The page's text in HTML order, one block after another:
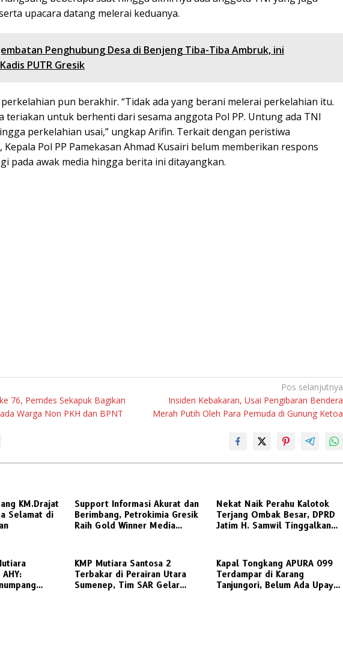
upacara datang melerai keduanya.
Penghubung Desa di Benjeng Tiba-Tiba Ambruk, ini
PUTR Gresik
pun berakhir. “Tidak ada yang berani melerai perkelahian itu.
teriakan untuk berhenti dari sesama anggota Pol PP. Untung ada TNI
perkelahian usai,” ungkap Arifin. Terkait dengan peristiwa
Pol PP Pamekasan Ahmad Kusairi belum memberikan respons
pada awak media hingga berita ini ditayangkan.
76, Pemdes Sekapuk Bagikan
Warga Non PKH dan BPNT
Pos selanjutnya
Insiden Kebakaran, Usai Pengibaran Bendera
Merah Putih Oleh Para Pemuda di Gunung Ketoa
KM.Drajat
Selamat di
Support Informasi Akurat dan
Berimbang, Petrokimia Gresik
Raih Gold Winner Media
Nekat Naik Perahu Kalotok
Terjang Ombak Besar, DPRD
Jatim H. Samwil Tinggalkan
KMP Mutiara Santosa 2
Terbakar di Perairan Utara
Sumenep, Tim SAR Gelar
Kapal Tongkang APURA 099
Terdampar di Karang
Tanjungori, Belum Ada Upaya